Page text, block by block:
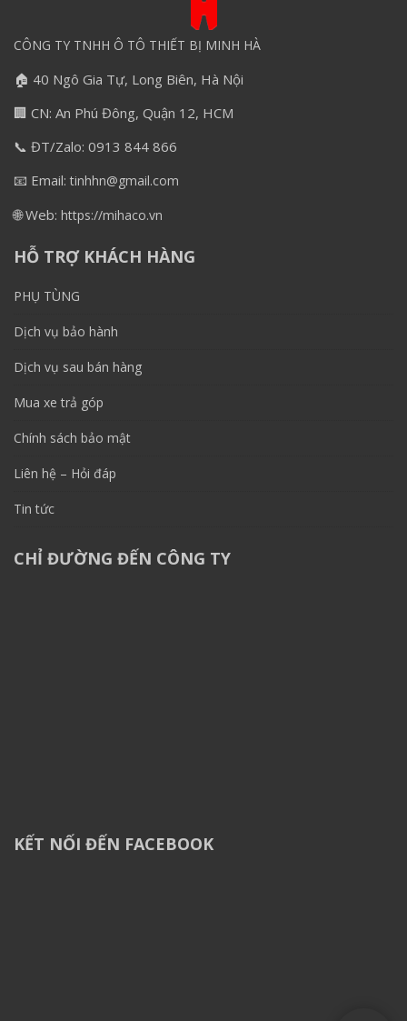
CÔNG TY TNHH Ô TÔ THIẾT BỊ MINH HÀ
🏠 40 Ngô Gia Tự, Long Biên, Hà Nội
🏢 CN: An Phú Đông, Quận 12, HCM
📞 ĐT/Zalo: 0913 844 866
📧 Email: tinhhn@gmail.com
🌐 Web: https://mihaco.vn
HỖ TRỢ KHÁCH HÀNG
PHỤ TÙNG
Dịch vụ bảo hành
Dịch vụ sau bán hàng
Mua xe trả góp
Chính sách bảo mật
Liên hệ – Hỏi đáp
Tin tức
CHỈ ĐƯỜNG ĐẾN CÔNG TY
KẾT NỐI ĐẾN FACEBOOK